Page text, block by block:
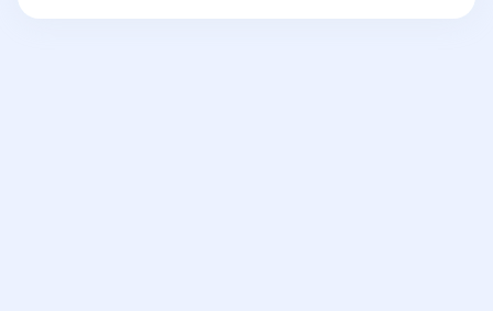
la contratación
útil: cuando